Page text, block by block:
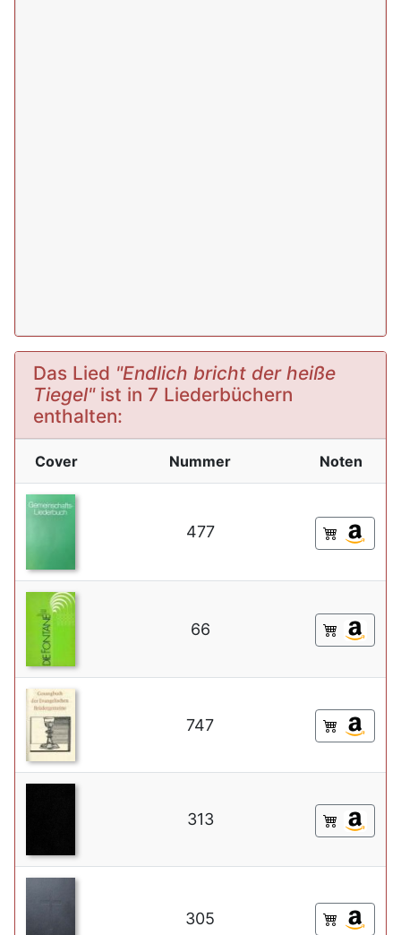
Das Lied "Endlich bricht der heiße
Tiegel"ist in 7 Liederbüchern
enthalten:
Cover Nummer Noten
477
66
747
313
305